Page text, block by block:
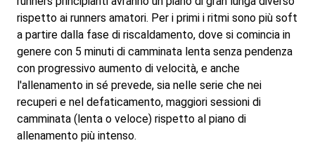
rispetto ai runners amatori. Per i primi i ritmi sono più soft
a partire dalla fase di riscaldamento, dove si comincia in
genere con 5 minuti di camminata lenta senza pendenza
con progressivo aumento di velocità, e anche
l'allenamento in sé prevede, sia nelle serie che nei
recuperi e nel defaticamento, maggiori sessioni di
camminata (lenta o veloce) rispetto al piano di
allenamento più intenso.